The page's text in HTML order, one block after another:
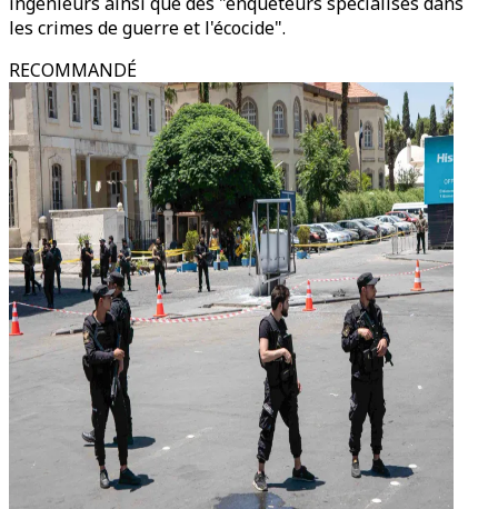
les crimes de guerre et l'écocide".
RECOMMANDÉ